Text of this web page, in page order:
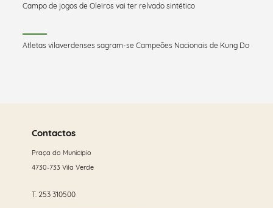
Campo de jogos de Oleiros vai ter relvado sintético
Atletas vilaverdenses sagram-se Campeões Nacionais de Kung Do
maisContactos
Praça do Município
4730-733 Vila Verde
T. 253 310500